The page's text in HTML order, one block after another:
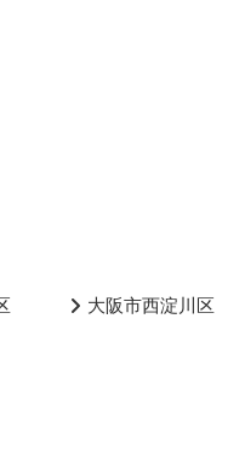
大阪市西淀川区